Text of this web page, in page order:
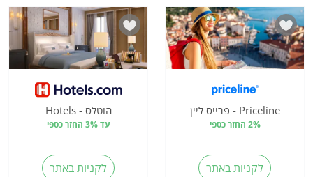
Priceline - פרייס ליין
2% החזר כספי
לקניות באתר
הוטלס - Hotels
עד 3% החזר כספי
לקניות באתר